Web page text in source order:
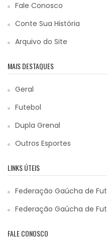
Fale Conosco
Conte Sua História
Arquivo do Site
MAIS DESTAQUES
Geral
Futebol
Dupla Grenal
Outros Esportes
LINKS ÚTEIS
Federação Gaúcha de
Federação Gaúcha de
FALE CONOSCO